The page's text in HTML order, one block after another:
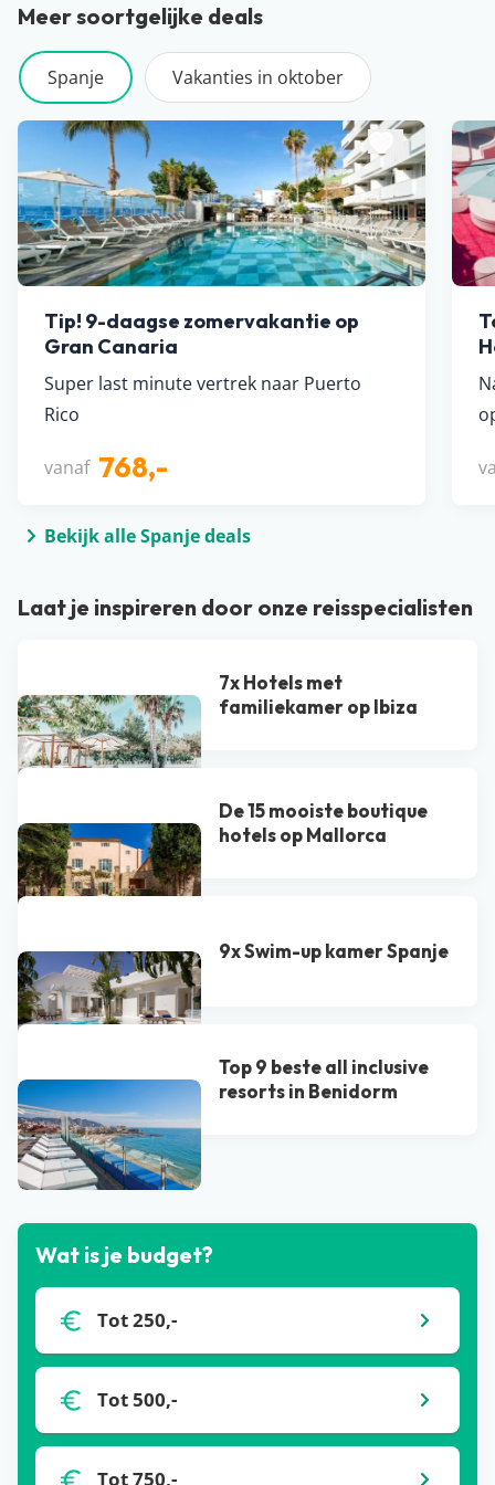
Meer soortgelijke deals
Spanje Vakanties in oktober
Tip! 9-daagse zomervakantie op
Gran Canaria
Super last minute vertrek naar Puerto
Rico
vanaf 768,-
Bekijk alle Spanje deals
Laat je inspireren door onze reisspecialisten
7x Hotels met
familiekamer op Ibiza
De 15 mooiste boutique
hotels op Mallorca
9x Swim-up kamer Spanje
Top 9 beste all inclusive
resorts in Benidorm
Bekijk alle blogs
Wat is je budget?
Tot 250,-
Tot 500,-
Tot 750,-